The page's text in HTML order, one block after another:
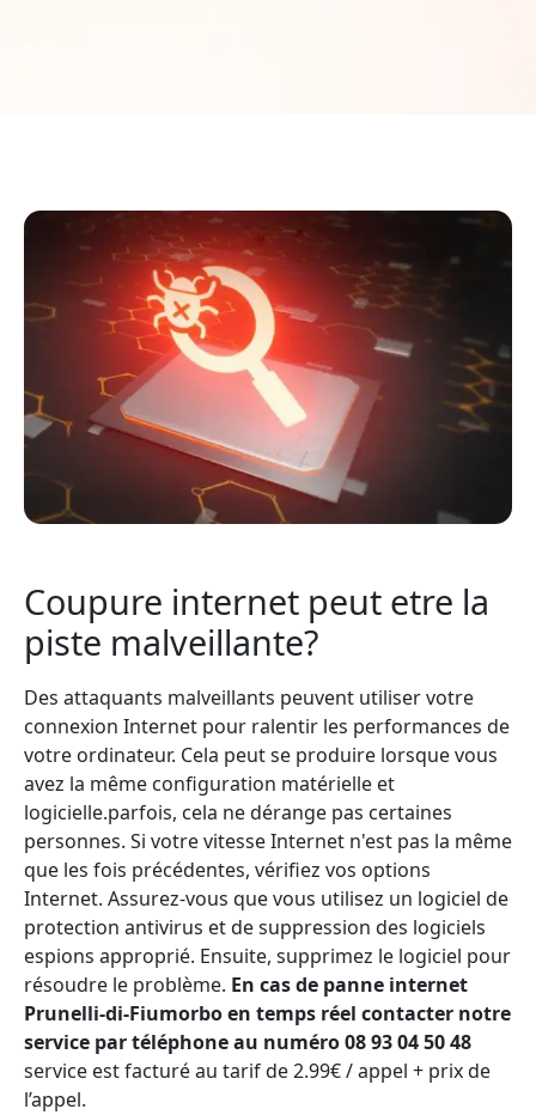
Coupure internet peut etre la
piste malveillante?
Des attaquants malveillants peuvent utiliser votre
connexion Internet pour ralentir les performances de
votre ordinateur. Cela peut se produire lorsque vous
avez la même configuration matérielle et
logicielle.parfois, cela ne dérange pas certaines
personnes. Si votre vitesse Internet n'est pas la même
que les fois précédentes, vérifiez vos options
Internet. Assurez-vous que vous utilisez un logiciel de
protection antivirus et de suppression des logiciels
espions approprié. Ensuite, supprimez le logiciel pour
résoudre le problème. En cas de panne internet
Prunelli-di-Fiumorbo en temps réel contacter notre
service par téléphone au numéro 08 93 04 50 48
service est facturé au tarif de 2.99€ / appel + prix de
l’appel.